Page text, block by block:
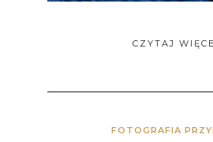
CZYTAJ
FOTOGRAFIA